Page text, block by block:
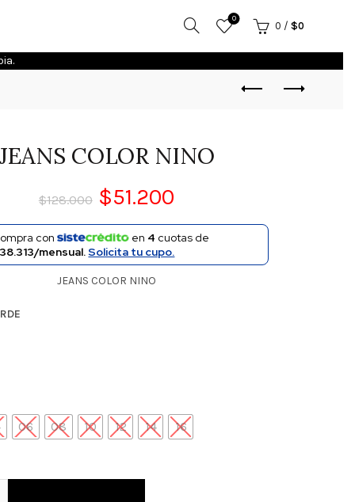
0
0 / $0
JEANS COLOR NINO
$128.000 $51.200
con en 4 cuotas de
mensual.Solicita tu cupo.
JEANS COLOR NINO
06 08 10 12 14 16